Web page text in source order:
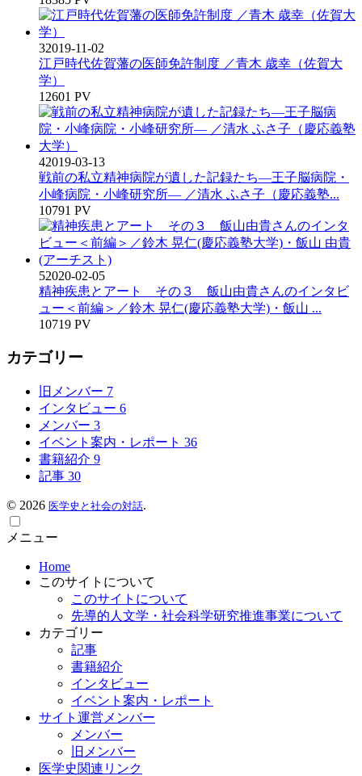
32019-11-02
江戸時代佐賀藩の医師免許制度 ／青木 歳幸（佐賀大
学）
12601 PV
42019-03-13
戦前の私立精神病院が遺した記録たち―王子脳病院・
小峰病院・小峰研究所― ／清水 ふさ子（慶応義塾...
10791 PV
52020-02-05
精神疾患とアート その３ 飯山由貴さんのインタビ
ュー＜前編＞／鈴木 晃仁(慶応義塾大学)・飯山 ...
10719 PV
カテゴリー
旧メンバー 7
インタビュー 6
メンバー 3
イベント案内・レポート 36
書籍紹介 9
記事 30
© 2026 医学史と社会の対話.
メニュー
Home
このサイトについて
このサイトについて
先導的人文学・社会科学研究推進事業について
カテゴリー
記事
書籍紹介
インタビュー
イベント案内・レポート
サイト運営メンバー
メンバー
旧メンバー
医学史関連リンク